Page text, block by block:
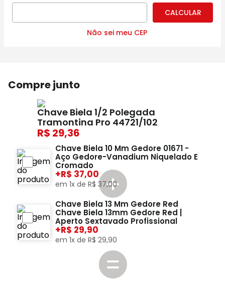
Não sei meu CEP
Compre junto
Chave Biela 1/2 Polegada
Tramontina Pro 44721/102
29,36
Chave Biela 10 Mm Gedore 01671 -
Aço Gedore-Vanadium Niquelado E
Cromado
+ 37,00
em 1x de R$ 37,00
Chave Biela 13 Mm Gedore Red
Chave Biela 13mm Gedore Red |
Aperto Sextavado Profissional
+ 29,90
em 1x de R$ 29,90